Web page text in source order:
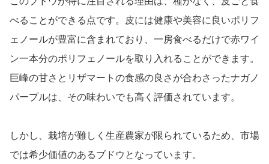
べることができる点です。皮には健康や美容に良いポリフ
ェノールが豊富に含まれており、一房食べるだけで赤ワイ
ン一本分のポリフェノールを取り入れることができます。
巨峰の甘さとリザマートの食感の良さが合わさったナガノ
パープルは、その味わいでも高く評価されています。
しかし、栽培が難しく生産農家が限られているため、市場
では希少価値のあるブドウとなっています。